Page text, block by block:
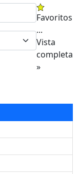
Favoritos
...
Vista
completa
»